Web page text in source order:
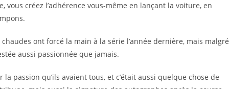
vous créez l’adhérence vous-même en lançant la voiture, en
ont forcé la main à la série l’année dernière, mais malgré
aussi passionnée que jamais.
passion qu’ils avaient tous, et c’était aussi quelque chose de